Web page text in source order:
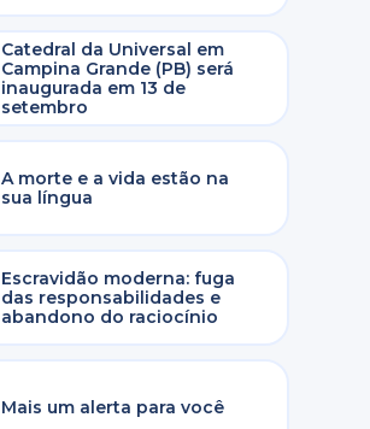
Catedral da Universal em
Campina Grande (PB) será
inaugurada em 13 de
setembro
A morte e a vida estão na
sua língua
Escravidão moderna: fuga
das responsabilidades e
abandono do raciocínio
Mais um alerta para você